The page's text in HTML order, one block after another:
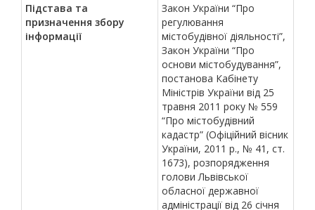
Підстава та
призначення збору
інформації
Закон України “Про
регулювання
містобудівної діяльності”,
Закон України “Про
основи містобудування”,
постанова Кабінету
Міністрів України від 25
травня 2011 року № 559
“Про містобудівний
кадастр” (Офіційний вісник
України, 2011 р., № 41, ст.
1673), розпорядження
голови Львівської
обласної державної
адміністрації від 26 січня